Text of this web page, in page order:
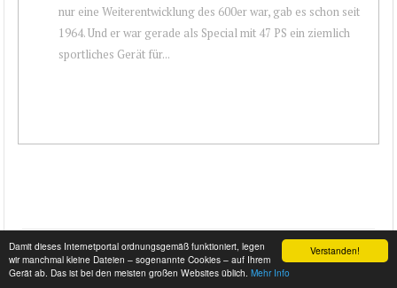
Verstanden!
Damit dieses Internetportal ordnungsgemäß funktioniert, legen
wir manchmal kleine Dateien – sogenannte Cookies – auf Ihrem
Gerät ab. Das ist bei den meisten großen Websites üblich. Mehr Info
nur eine Weiterentwicklung des 600er war, gab es schon seit
1964. Und er war gerade als Special mit 47 PS ein ziemlich
sportliches Gerät für...